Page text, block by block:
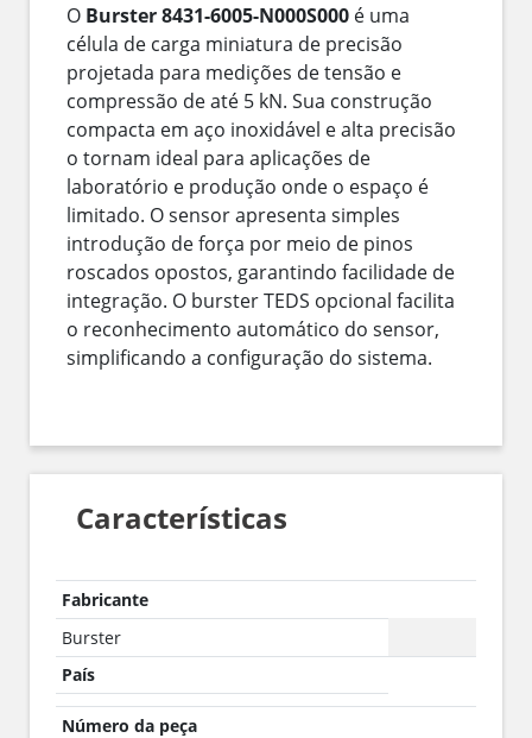
O Burster 8431-6005-N000S000 é uma
célula de carga miniatura de precisão
projetada para medições de tensão e
compressão de até 5 kN. Sua construção
compacta em aço inoxidável e alta precisão
o tornam ideal para aplicações de
laboratório e produção onde o espaço é
limitado. O sensor apresenta simples
introdução de força por meio de pinos
roscados opostos, garantindo facilidade de
integração. O burster TEDS opcional facilita
o reconhecimento automático do sensor,
simplificando a configuração do sistema.
Características
Fabricante
Burster
País
Número da peça